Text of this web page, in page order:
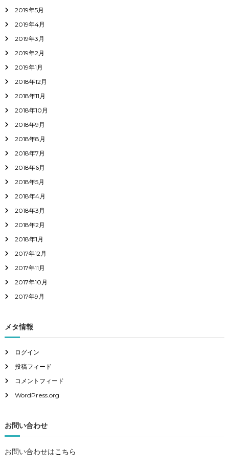
2019年5月
2019年4月
2019年3月
2019年2月
2019年1月
2018年12月
2018年11月
2018年10月
2018年9月
2018年8月
2018年7月
2018年6月
2018年5月
2018年4月
2018年3月
2018年2月
2018年1月
2017年12月
2017年11月
2017年10月
2017年9月
メタ情報
ログイン
投稿フィード
コメントフィード
WordPress.org
お問い合わせ
お問い合わせはこちら